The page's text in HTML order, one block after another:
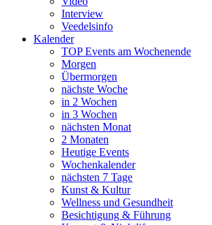
Interview
Veedelsinfo
Kalender
TOP Events am Wochenende
Morgen
Übermorgen
nächste Woche
in 2 Wochen
in 3 Wochen
nächsten Monat
2 Monaten
Heutige Events
Wochenkalender
nächsten 7 Tage
Kunst & Kultur
Wellness und Gesundheit
Besichtigung & Führung